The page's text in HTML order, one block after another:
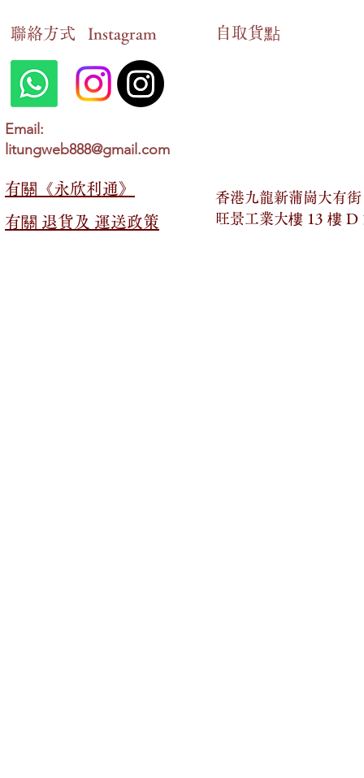
​聯絡方式 Instagram
Email:
litungweb888@gmail.com
有關​​《永欣利通》
有關​​ 退貨及 運送政策
自​取貨點
香港九龍新蒲崗大有
旺景工業大樓 13 樓 D